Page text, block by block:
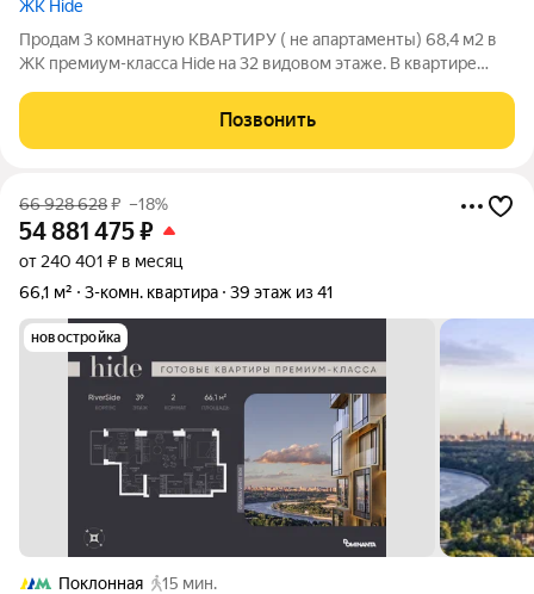
ЖК Hide
Продам 3 комнатную КВАРТИРУ ( не апартаменты) 68,4 м2 в
ЖК премиум-класса Hide на 32 видовом этаже. В квартире
потолки 3,25 м. Панорамные окна на две стороны света
открываю прекрасные виды на
Позвонить
66 928 628₽ –18%
54 881 475₽
от 240 401 ₽ в месяц
66,1 м²
3-комн. квартира 39 этаж из 41
новостройка
Поклонная
15 мин.